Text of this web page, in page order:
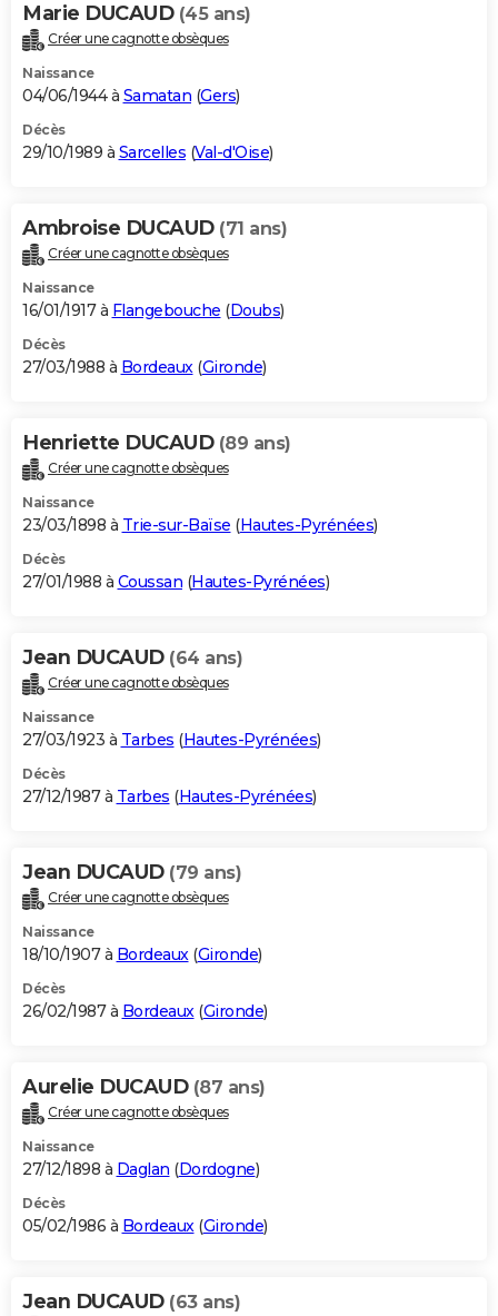
Marie DUCAUD (45 ans)
Créer une cagnotte obsèques
Naissance
04/06/1944 à Samatan (Gers)
Décès
29/10/1989 à Sarcelles (Val-d'Oise)
Ambroise DUCAUD (71 ans)
Créer une cagnotte obsèques
Naissance
16/01/1917 à Flangebouche (Doubs)
Décès
27/03/1988 à Bordeaux(Gironde)
Henriette DUCAUD (89 ans)
Créer une cagnotte obsèques
Naissance
23/03/1898 à Trie-sur-Baïse (Hautes-Pyrénées)
Décès
27/01/1988 à Coussan (Hautes-Pyrénées)
Jean DUCAUD (64 ans)
Créer une cagnotte obsèques
Naissance
27/03/1923 à Tarbes (Hautes-Pyrénées)
Décès
27/12/1987 à Tarbes (Hautes-Pyrénées)
Jean DUCAUD (79 ans)
Créer une cagnotte obsèques
Naissance
18/10/1907 à Bordeaux(Gironde)
Décès
26/02/1987 à Bordeaux(Gironde)
Aurelie DUCAUD (87 ans)
Créer une cagnotte obsèques
Naissance
27/12/1898 à Daglan (Dordogne)
Décès
05/02/1986 à Bordeaux (Gironde)
Jean DUCAUD (63 ans)